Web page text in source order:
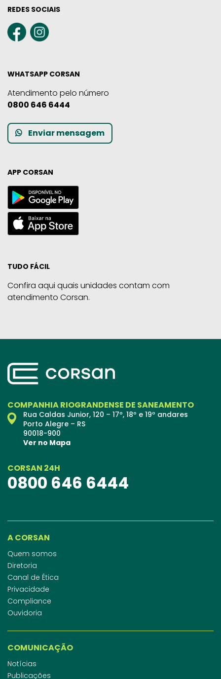
REDES SOCIAIS
WHATSAPP CORSAN
Atendimento pelo número
0800 646 6444
Enviar mensagem
APP CORSAN
TUDO FÁCIL
Confira aqui quais unidades contam com
atendimento Corsan.
COMPANHIA RIOGRANDENSE DE SANEAMENTO
Rua Caldas Junior, 120 – 17º, 18º e 19º andares
Porto Alegre – RS
90018-900
Ver no Mapa
CORSAN 24H
0800 646 6444
A CORSAN
Quem somos
Diretoria
Canal de Ética
Privacidade
Compliance
Ouvidoria
COMUNICAÇÃO
Notícias
Publicações